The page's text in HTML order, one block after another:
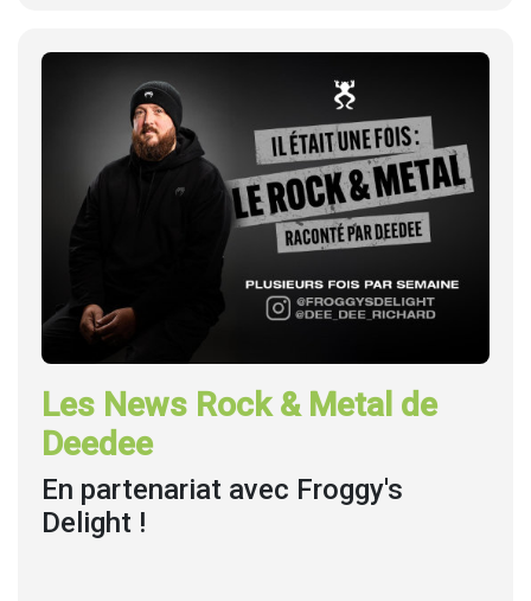
Les News Rock & Metal de
Deedee
En partenariat avec Froggy's
Delight !